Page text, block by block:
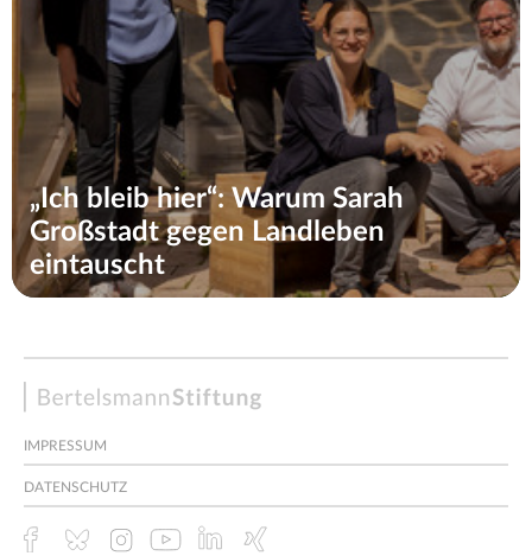
„Ich bleib hier“: Warum Sarah
Großstadt gegen Landleben
eintauscht
Bertelsmann
Stiftung
IMPRESSUM
DATENSCHUTZ